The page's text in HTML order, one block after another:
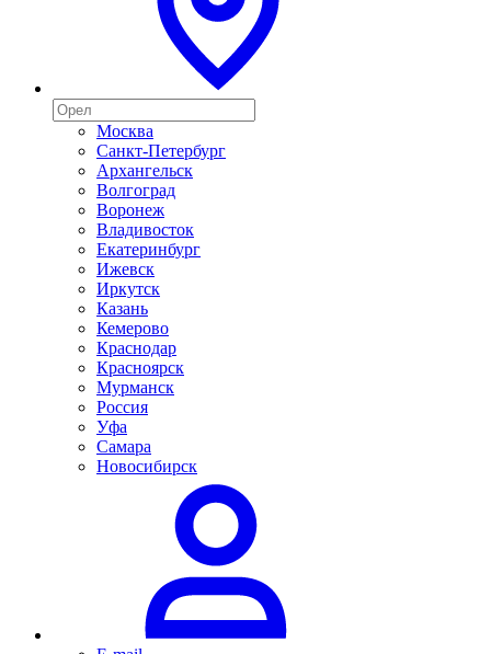
Москва
Санкт-Петербург
Архангельск
Волгоград
Воронеж
Владивосток
Екатеринбург
Ижевск
Иркутск
Казань
Кемерово
Краснодар
Красноярск
Мурманск
Россия
Уфа
Самара
Новосибирск